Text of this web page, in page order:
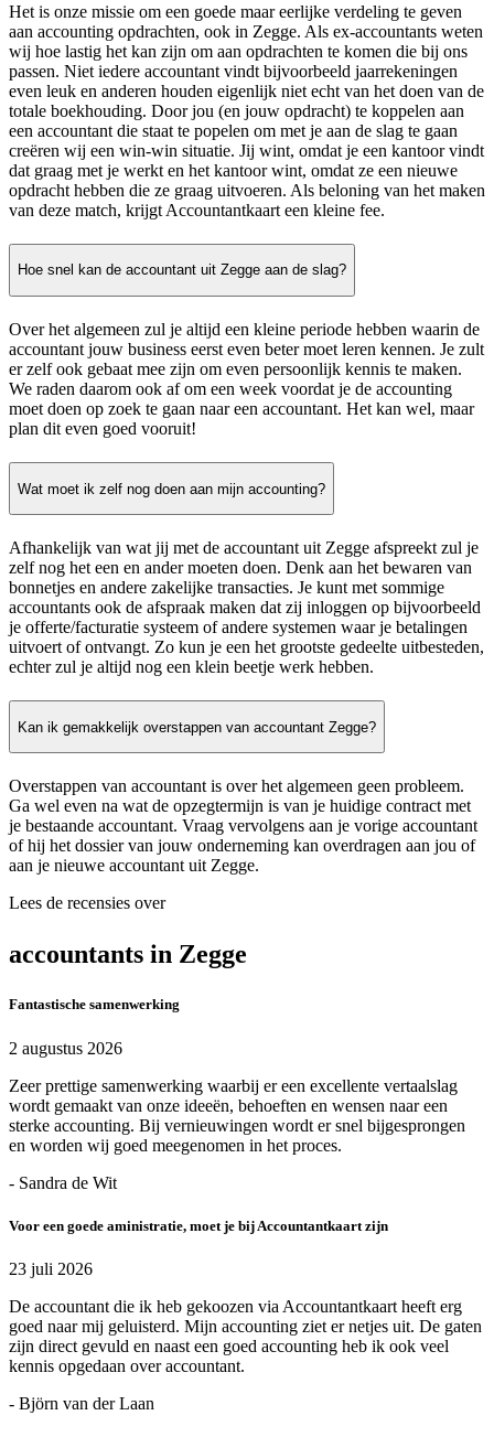
Het is onze missie om een goede maar eerlijke verdeling te geven
aan accounting opdrachten, ook in Zegge. Als ex-accountants weten
wij hoe lastig het kan zijn om aan opdrachten te komen die bij ons
passen. Niet iedere accountant vindt bijvoorbeeld jaarrekeningen
even leuk en anderen houden eigenlijk niet echt van het doen van de
totale boekhouding. Door jou (en jouw opdracht) te koppelen aan
een accountant die staat te popelen om met je aan de slag te gaan
creëren wij een win-win situatie. Jij wint, omdat je een kantoor vindt
dat graag met je werkt en het kantoor wint, omdat ze een nieuwe
opdracht hebben die ze graag uitvoeren. Als beloning van het maken
van deze match, krijgt Accountantkaart een kleine fee.
Hoe snel kan de accountant uit Zegge aan de slag?
Over het algemeen zul je altijd een kleine periode hebben waarin de
accountant jouw business eerst even beter moet leren kennen. Je zult
er zelf ook gebaat mee zijn om even persoonlijk kennis te maken.
We raden daarom ook af om een week voordat je de accounting
moet doen op zoek te gaan naar een accountant. Het kan wel, maar
plan dit even goed vooruit!
Wat moet ik zelf nog doen aan mijn accounting?
Afhankelijk van wat jij met de accountant uit Zegge afspreekt zul je
zelf nog het een en ander moeten doen. Denk aan het bewaren van
bonnetjes en andere zakelijke transacties. Je kunt met sommige
accountants ook de afspraak maken dat zij inloggen op bijvoorbeeld
je offerte/facturatie systeem of andere systemen waar je betalingen
uitvoert of ontvangt. Zo kun je een het grootste gedeelte uitbesteden,
echter zul je altijd nog een klein beetje werk hebben.
Kan ik gemakkelijk overstappen van accountant Zegge?
Overstappen van accountant is over het algemeen geen probleem.
Ga wel even na wat de opzegtermijn is van je huidige contract met
je bestaande accountant. Vraag vervolgens aan je vorige accountant
of hij het dossier van jouw onderneming kan overdragen aan jou of
aan je nieuwe accountant uit Zegge.
Lees de recensies over
accountants in Zegge
Fantastische samenwerking
2 augustus 2026
Zeer prettige samenwerking waarbij er een excellente vertaalslag
wordt gemaakt van onze ideeën, behoeften en wensen naar een
sterke accounting. Bij vernieuwingen wordt er snel bijgesprongen
en worden wij goed meegenomen in het proces.
- Sandra de Wit
Voor een goede aministratie, moet je bij Accountantkaart zijn
23 juli 2026
De accountant die ik heb gekoozen via Accountantkaart heeft erg
goed naar mij geluisterd. Mijn accounting ziet er netjes uit. De gaten
zijn direct gevuld en naast een goed accounting heb ik ook veel
kennis opgedaan over accountant.
- Björn van der Laan